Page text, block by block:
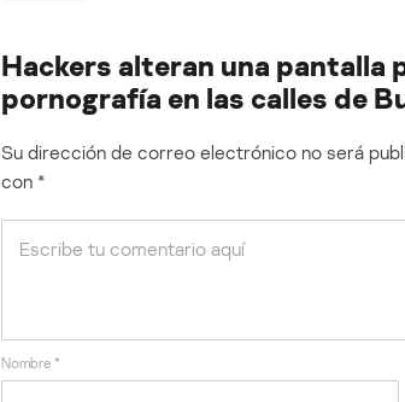
Hackers alteran una pantalla
pornografía en las calles de
Su dirección de correo electrónico no será
con *
Nombre *